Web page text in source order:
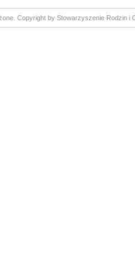
Copyright by Stowarzyszenie Rodzin i